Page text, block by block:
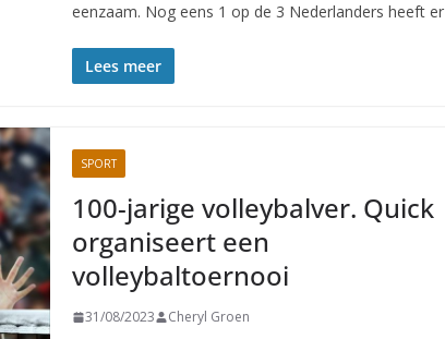
eenzaam. Nog eens 1 op de 3 Nederlanders heeft er
Lees meer
SPORT
100-jarige volleybalver. Quick
organiseert een
volleybaltoernooi
31/08/2023 Cheryl Groen